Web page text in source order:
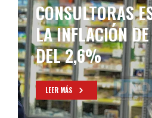
CONSULTORAS
LA INFLACIÓN
DEL 2,6%
LEER MÁS